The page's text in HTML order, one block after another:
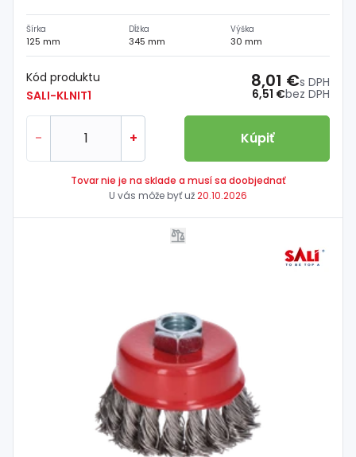
Šírka
125 mm
Dĺžka
345 mm
Výška
30 mm
Kód produktu
SALI-KLNIT1
6,51 €bez DPH
8,01 €s DPH
- + Kúpiť
Tovar nie je na sklade a musí sa doobjednať
U vás môže byť už20.10.2026